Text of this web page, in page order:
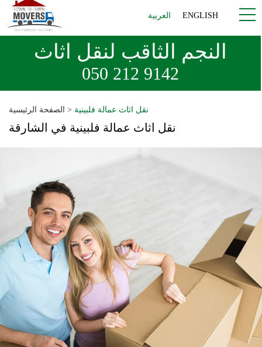
العربية ENGLISH
النجم الثاقب لنقل اثاث
050 212 9142
الصفحة الرئيسية > نقل اثاث عمالة فلبينية
نقل اثاث عمالة فلبينية في الشارقة